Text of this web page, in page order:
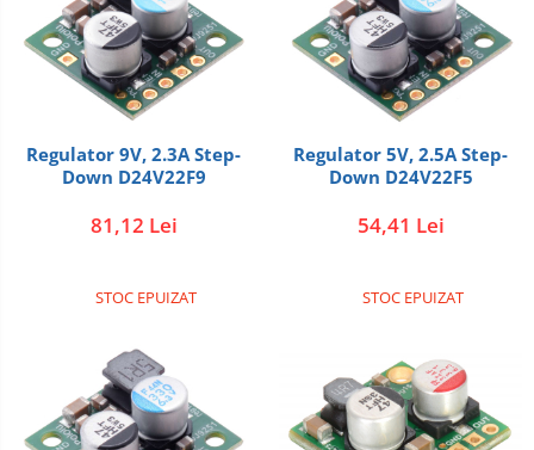
Regulator 9V, 2.3A Step-
Down D24V22F9
81,12 Lei
STOC EPUIZAT
Regulator 5V, 2.5A Step-
Down D24V22F5
54,41 Lei
STOC EPUIZAT